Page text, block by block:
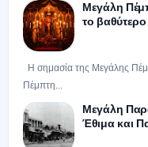
Μεγάλη
το
Η σημασία της Μεγάλης
Πέμπτη...
Μεγάλη
Έθιμα και